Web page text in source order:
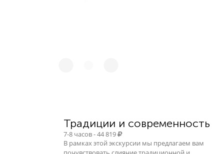
Традиции и современность
7-8 часов - 44 819
В рамках этой экскурсии мы предлагаем вам